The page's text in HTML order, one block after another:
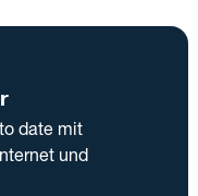
date mit
und